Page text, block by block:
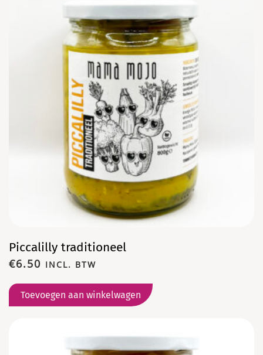
Piccalilly traditioneel
€6.50 INCL. BTW
Toevoegen aan winkelwagen